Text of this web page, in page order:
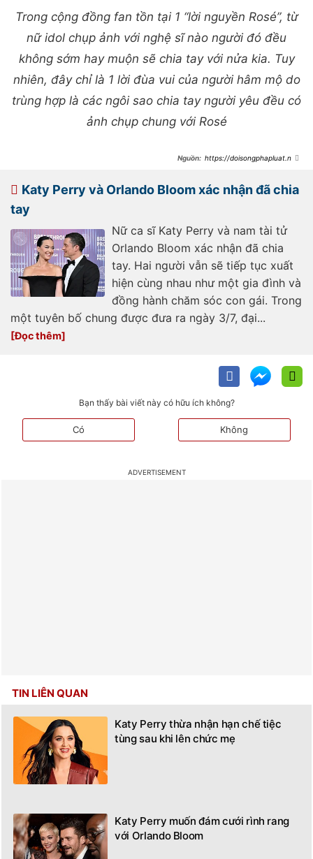
Trong cộng đồng fan tồn tại 1 “lời nguyền Rosé”, từ
nữ idol chụp ảnh với nghệ sĩ nào người đó đều
không sớm hay muộn sẽ chia tay với nửa kia. Tuy
nhiên, đây chỉ là 1 lời đùa vui của người hâm mộ do
trùng hợp là các ngôi sao chia tay người yêu đều có
ảnh chụp chung với Rosé
https://doisongphapluat.ngu
tai-rose-blackpink-a549856.html
Katy Perry và Orlando Bloom xác nhận đã chia
tay
Nữ ca sĩ Katy Perry và nam tài tử
Orlando Bloom xác nhận đã chia
tay. Hai người vẫn sẽ tiếp tục xuất
hiện cùng nhau như một gia đình và
đồng hành chăm sóc con gái. Trong
một tuyên bố chung được đưa ra ngày 3/7, đại...
Bạn thấy bài viết này có hữu ích không?
Có Không
TIN LIÊN QUAN
Katy Perry thừa nhận hạn chế tiệc
tùng sau khi lên chức mẹ
Katy Perry muốn đám cưới rình rang
với Orlando Bloom